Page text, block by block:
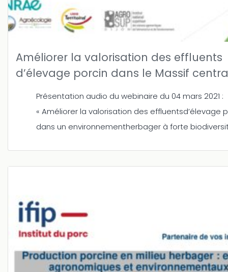
Améliorer la valorisation des effluents
d’élevage porcin dans le Massif
Présentation audio du webinaire du 04 mars 2021 :
« Améliorer la valorisation des effluentsd’élevage
dans un environnementherbager à forte